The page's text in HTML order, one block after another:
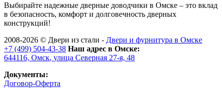
Выбирайте надежные дверные доводчики в Омске – это вклад
в безопасность, комфорт и долговечность дверных
конструкций!
2008-2026 © Двери из стали - Двери и фурнитура в Омске
+7 (499) 504-43-38 Наш адрес в Омске:
644116, Омск, улица Северная 27-я, 48
Документы:
Договор-Оферта